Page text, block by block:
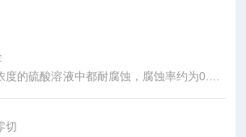
的硫酸溶液中都耐腐蚀，腐蚀率约为0.1m
切